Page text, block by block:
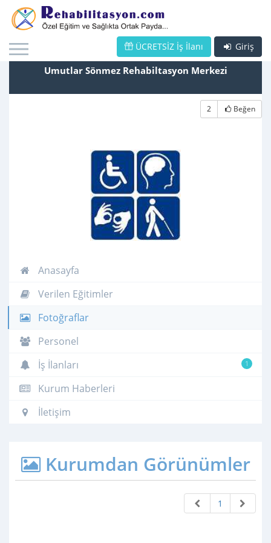
Giriş
ÜCRETSİZ İş İlanı
Umutlar Sönmez Rehabiltasyon Merkezi
2 Beğen
Anasayfa
Verilen Eğitimler
Fotoğraflar
Personel
1
İş İlanları
Kurum Haberleri
İletişim
Kurumdan Görünümler
1